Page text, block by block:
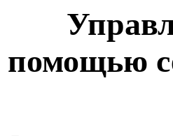
помощью